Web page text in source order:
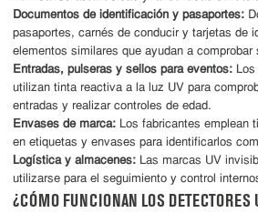
Documentos de identificación y pasaportes:
pasaportes, carnés de conducir y tarjetas de
elementos similares que ayudan a comprobar
Entradas, pulseras y sellos para eventos:
utilizan tinta reactiva a la luz UV para
entradas y realizar controles de edad.
Envases de marca: Los fabricantes emplean
en etiquetas y envases para identificarlos
Logística y almacenes: Las marcas UV
utilizarse para el seguimiento y control
¿CÓMO FUNCIONAN LOS DETECTORES